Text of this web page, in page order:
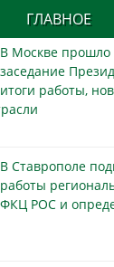
ГЛАВНОЕ
В Москве прошло
заседание
итоги работы,
В Ставрополе
работы
ФКЦ РОС и